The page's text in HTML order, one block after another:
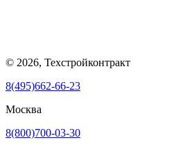
© 2026, Техстройконтракт
8(495)662-66-23
Москва
8(800)700-03-30